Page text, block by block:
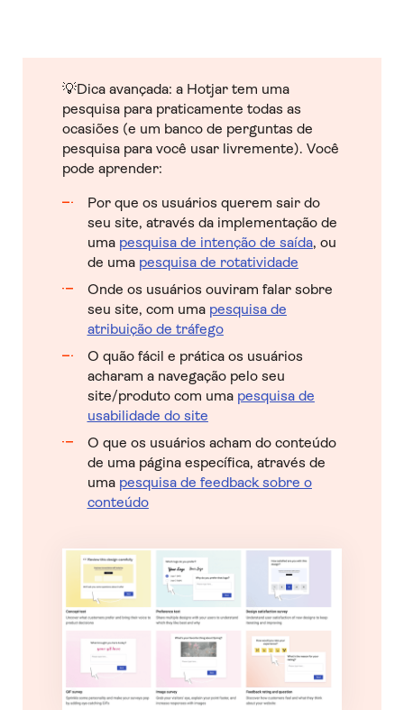
💡Dica avançada: a Hotjar tem uma
pesquisa para praticamente todas as
ocasiões (e um banco de perguntas de
pesquisa para você usar livremente). Você
pode aprender:
Por que os usuários querem sair do
seu site, através da implementação de
uma pesquisa de intenção de saída, ou
de uma pesquisa de rotatividade
Onde os usuários ouviram falar sobre
seu site, com uma pesquisa de
atribuição de tráfego
O quão fácil e prática os usuários
acharam a navegação pelo seu
site/produto com uma pesquisa de
usabilidade do site
O que os usuários acham do conteúdo
de uma página específica, através de
uma pesquisa de feedback sobre o
conteúdo